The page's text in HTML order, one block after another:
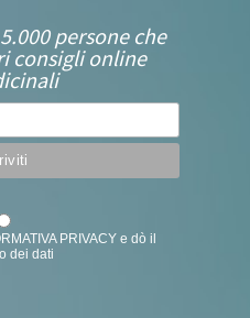
persone che
consigli online
PRIVACY e dò il
dei dati